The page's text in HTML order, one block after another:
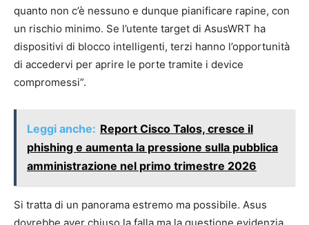
quanto non c’è nessuno e dunque pianificare rapine, con
un rischio minimo. Se l’utente target di AsusWRT ha
dispositivi di blocco intelligenti, terzi hanno l’opportunità
di accedervi per aprire le porte tramite i device
compromessi”.
Leggi anche: Report Cisco Talos, cresce il
phishing e aumenta la pressione sulla pubblica
amministrazione nel primo trimestre 2026
Si tratta di un panorama estremo ma possibile. Asus